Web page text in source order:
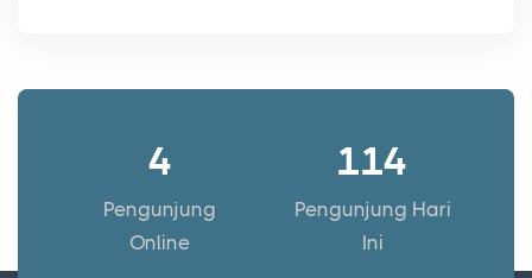
4
Pengunjung
Online
114
Pengunjung Hari
Ini